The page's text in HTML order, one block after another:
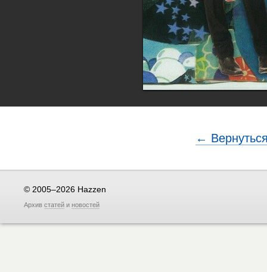
←
© 2005–2026 Hazzen
Архив статей и новостей